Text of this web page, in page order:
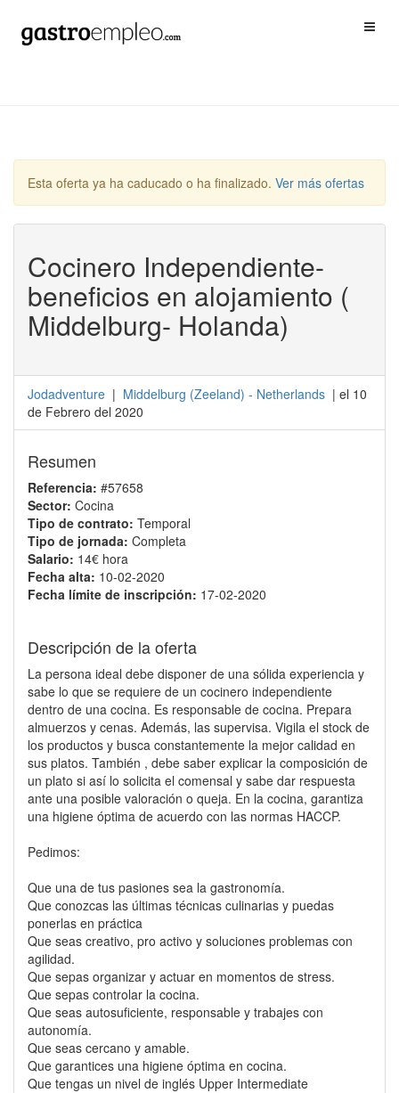
Esta oferta ya ha caducado o ha finalizado. Ver más ofertas
Cocinero Independiente-
beneficios en alojamiento (
Middelburg- Holanda)
Jodadventure | Middelburg (Zeeland) - Netherlands | el 10
de Febrero del 2020
Resumen
Referencia: #57658
Sector: Cocina
Tipo de contrato: Temporal
Tipo de jornada: Completa
Salario: 14€ hora
Fecha alta: 10-02-2020
Fecha límite de inscripción: 17-02-2020
Descripción de la oferta
La persona ideal debe disponer de una sólida experiencia y
sabe lo que se requiere de un cocinero independiente
dentro de una cocina. Es responsable de cocina. Prepara
almuerzos y cenas. Además, las supervisa. Vigila el stock de
los productos y busca constantemente la mejor calidad en
sus platos. También , debe saber explicar la composición de
un plato si así lo solicita el comensal y sabe dar respuesta
ante una posible valoración o queja. En la cocina, garantiza
una higiene óptima de acuerdo con las normas HACCP.
Pedimos:
Que una de tus pasiones sea la gastronomía.
Que conozcas las últimas técnicas culinarias y puedas
ponerlas en práctica
Que seas creativo, pro activo y soluciones problemas con
agilidad.
Que sepas organizar y actuar en momentos de stress.
Que sepas controlar la cocina.
Que seas autosuficiente, responsable y trabajes con
autonomía.
Que seas cercano y amable.
Que garantices una higiene óptima en cocina.
Que tengas un nivel de inglés Upper Intermediate